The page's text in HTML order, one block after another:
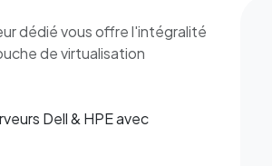
dédié vous offre l'intégralité
de virtualisation
Dell & HPE avec